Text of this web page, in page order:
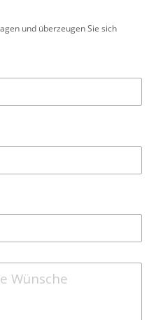
und überzeugen Sie sich